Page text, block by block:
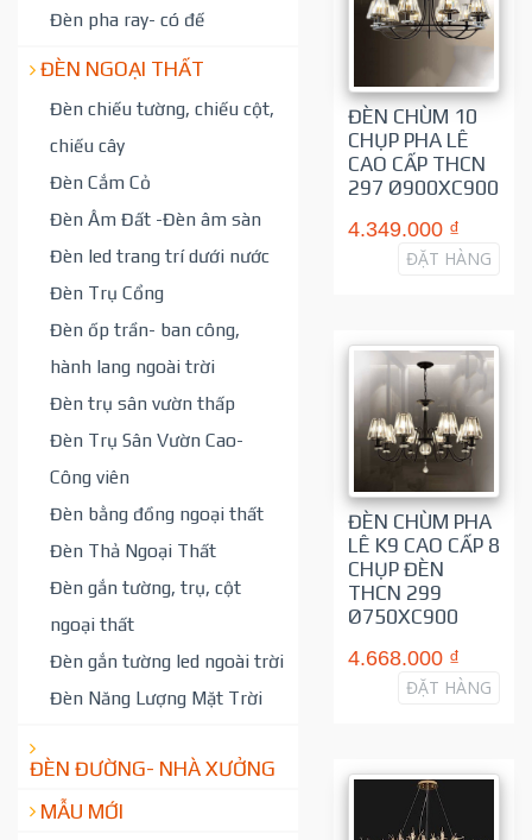
Đèn pha ray- có đế
ĐÈN NGOẠI THẤT
Đèn chiếu tường, chiếu cột,
chiếu cây
Đèn Cắm Cỏ
Đèn Âm Đất -Đèn âm sàn
Đèn led trang trí dưới nước
Đèn Trụ Cổng
Đèn ốp trần- ban công,
hành lang ngoài trời
Đèn trụ sân vườn thấp
Đèn Trụ Sân Vườn Cao-
Công viên
Đèn bằng đồng ngoại thất
Đèn Thả Ngoại Thất
Đèn gắn tường, trụ, cột
ngoại thất
Đèn gắn tường led ngoài trời
Đèn Năng Lượng Mặt Trời
ĐÈN ĐƯỜNG- NHÀ XƯỞNG
MẪU MỚI
ĐÈN CHÙM 10
CHỤP PHA LÊ
CAO CẤP THCN
297 Ø900XC900
4.349.000 ₫
ĐẶT HÀNG
ĐÈN CHÙM PHA
LÊ K9 CAO CẤP 8
CHỤP ĐÈN
THCN 299
Ø750XC900
4.668.000 ₫
ĐẶT HÀNG